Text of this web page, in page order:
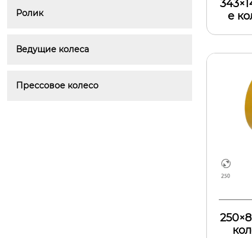
Ролик
Ведущие колеса
Прессовое колесо
е